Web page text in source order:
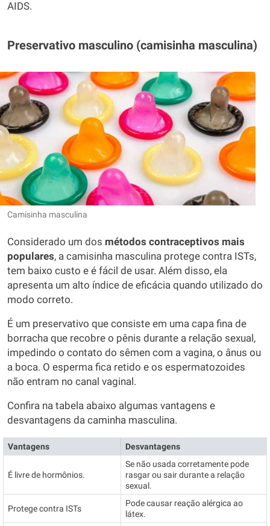
AIDS.
Preservativo masculino (camisinha masculina)
Camisinha masculina
Considerado um dos métodos contraceptivos mais
populares, a camisinha masculina protege contra ISTs,
tem baixo custo e é fácil de usar. Além disso, ela
apresenta um alto índice de eficácia quando utilizado do
modo correto.
É um preservativo que consiste em uma capa fina de
borracha que recobre o pênis durante a relação sexual,
impedindo o contato do sêmen com a vagina, o ânus ou
a boca. O esperma fica retido e os espermatozoides
não entram no canal vaginal.
Confira na tabela abaixo algumas vantagens e
desvantagens da caminha masculina.
Vantagens Desvantagens
É livre de hormônios.
Se não usada corretamente pode
rasgar ou sair durante a relação
sexual.
Protege contra ISTs
Pode causar reação alérgica ao
látex.